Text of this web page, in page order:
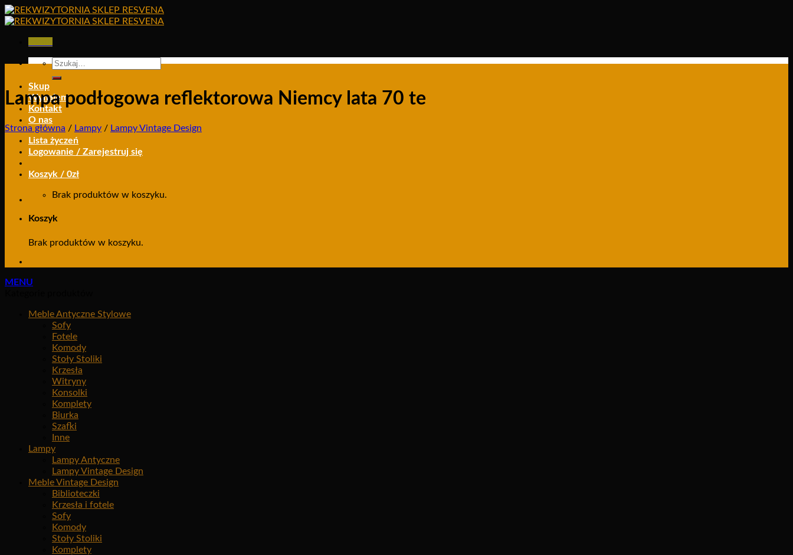
Skip
to
Szukaj:
Skup
Wynajem
Kontakt
O nas
Lista życzeń
Logowanie / Zarejestruj się
Koszyk / 0zł
Brak produktów w koszyku.
Koszyk
Brak produktów w koszyku.
Lampa podłogowa reflektorowa Niemcy lata 70 te
Strona główna / Lampy / Lampy Vintage Design
MENU
Meble Antyczne Stylowe
Sofy
Fotele
Komody
Stoły Stoliki
Krzesła
Witryny
Konsolki
Komplety
Biurka
Szafki
Inne
Lampy
Lampy Antyczne
Lampy Vintage Design
Meble Vintage Design
Biblioteczki
Krzesła i fotele
Sofy
Komody
Stoły Stoliki
Komplety